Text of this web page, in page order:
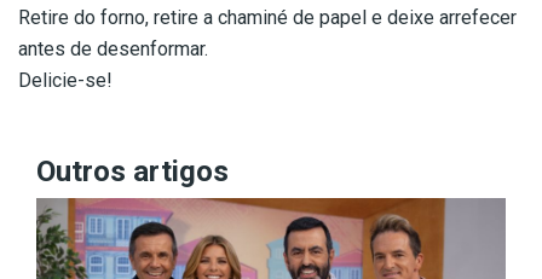
Retire do forno, retire a chaminé de papel e deixe arrefecer
antes de desenformar.
Delicie-se!
Outros artigos